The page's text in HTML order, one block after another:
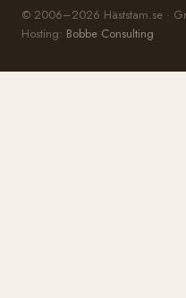
© 2006–2026 Häststam.se ·
Hosting: Bobbe Consulting